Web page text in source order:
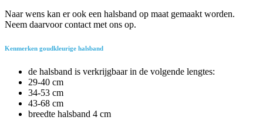
Naar wens kan er ook een halsband op maat gemaakt worden.
Neem daarvoor contact met ons op.
Kenmerken goudkleurige halsband
de halsband is verkrijgbaar in de volgende lengtes:
29-40 cm
34-53 cm
43-68 cm
breedte halsband 4 cm